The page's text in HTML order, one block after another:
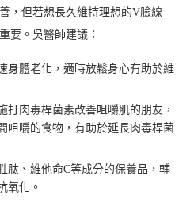
，但若想長久維持理想的V臉線
要。吳醫師建議：
身體老化，適時放鬆身心有助於維
打肉毒桿菌素改善咀嚼肌的朋友，
咀嚼的食物，有助於延長肉毒桿菌
肽、維他命C等成分的保養品，輔
氧化。